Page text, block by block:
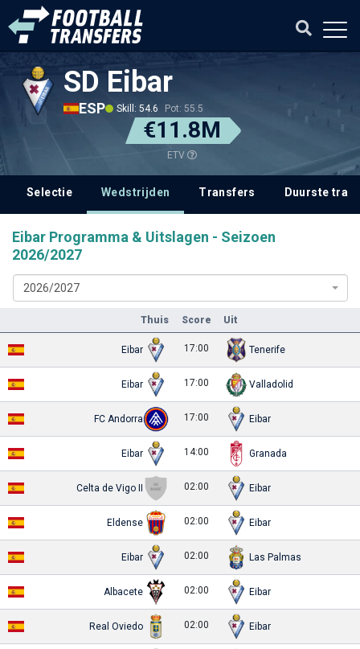
SD Eibar
ESP Skill: 54.6 Pot: 55.5
€11.8M
ETV
Selectie Wedstrijden Transfers Duurste
Eibar Programma & Uitslagen - Seizoen
2026/2027
2026/2027
Thuis Score Uit
Eibar 17:00 Tenerife
Eibar 17:00 Valladolid
FC Andorra 17:00 Eibar
Eibar 14:00 Granada
Celta de Vigo II 02:00 Eibar
Eldense 02:00 Eibar
Eibar 02:00 Las Palmas
Albacete 02:00 Eibar
Real Oviedo 02:00 Eibar